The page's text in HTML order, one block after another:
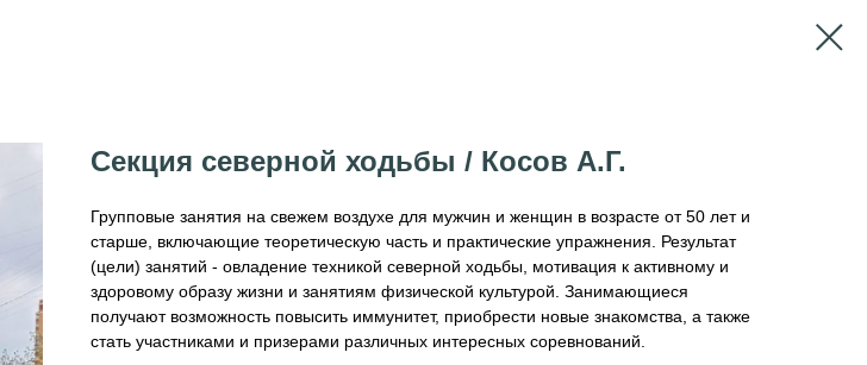
Секция северной ходьбы / Косов А.Г.
Групповые занятия на свежем воздухе для мужчин и женщин в возрасте от 50 лет и
старше, включающие теоретическую часть и практические упражнения. Результат
(цели) занятий - овладение техникой северной ходьбы, мотивация к активному и
здоровому образу жизни и занятиям физической культурой. Занимающиеся
получают возможность повысить иммунитет, приобрести новые знакомства, а также
стать участниками и призерами различных интересных соревнований.